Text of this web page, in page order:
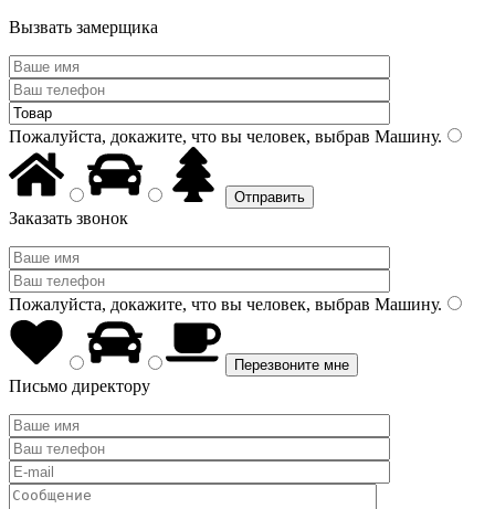
Вызвать замерщика
Пожалуйста, докажите, что вы человек, выбрав Машину.
Заказать звонок
Пожалуйста, докажите, что вы человек, выбрав Машину.
Письмо директору